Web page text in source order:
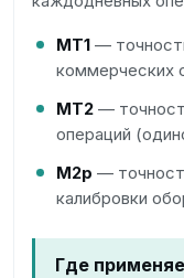
МТ1 —
коммерческих
МТ2 —
операций
М2р —
калибровки
Где